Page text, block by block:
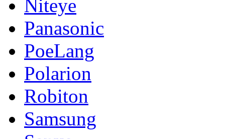
Niteye
Panasonic
PoeLang
Polarion
Robiton
Samsung